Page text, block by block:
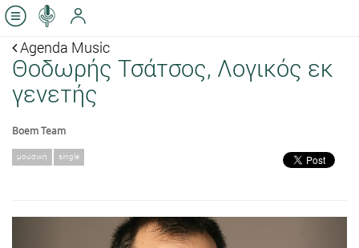
Agenda Music
Θοδωρής Τσάτσος, Λογικός εκ
γενετής
Boem Team
μουσική single